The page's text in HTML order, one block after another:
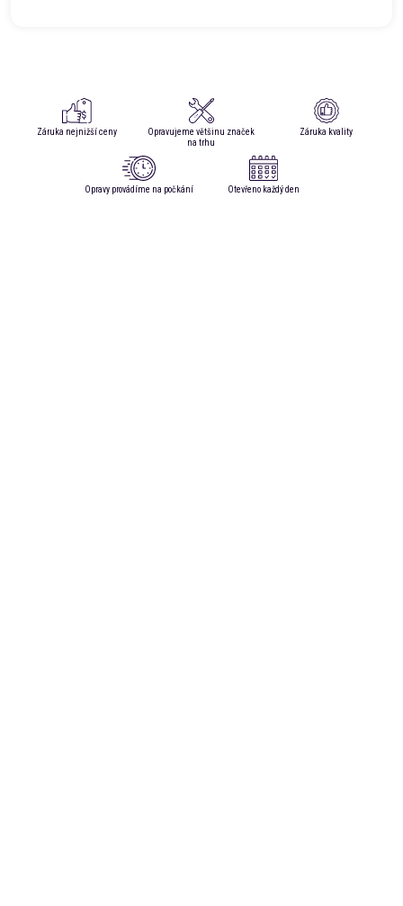
Záruka nejnižší ceny
Opravujeme většinu značek
na trhu
Záruka kvality
Opravy provádíme na počkání Otevřeno každý den